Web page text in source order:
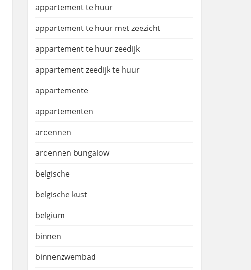
appartement te huur
appartement te huur met zeezicht
appartement te huur zeedijk
appartement zeedijk te huur
appartemente
appartementen
ardennen
ardennen bungalow
belgische
belgische kust
belgium
binnen
binnenzwembad